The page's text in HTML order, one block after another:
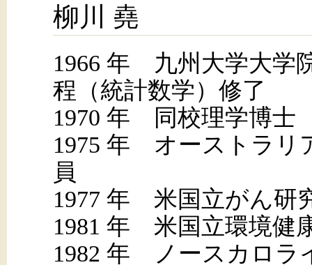
柳川 堯
1966 年 九州大学大学
程（統計数学）修了
1970 年 同校理学博士
1975 年 オーストラリ
員
1977 年 米国立がん研
1981 年 米国立環境健
1982 年 ノースカロラ